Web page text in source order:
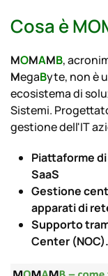
Cosa è
MOMAMB,
MegaByte, non è
ecosistema di
Sistemi.
gestione dell'IT
Piattaforme
SaaS
Gestione
apparati di
Supporto
Center (NOC).